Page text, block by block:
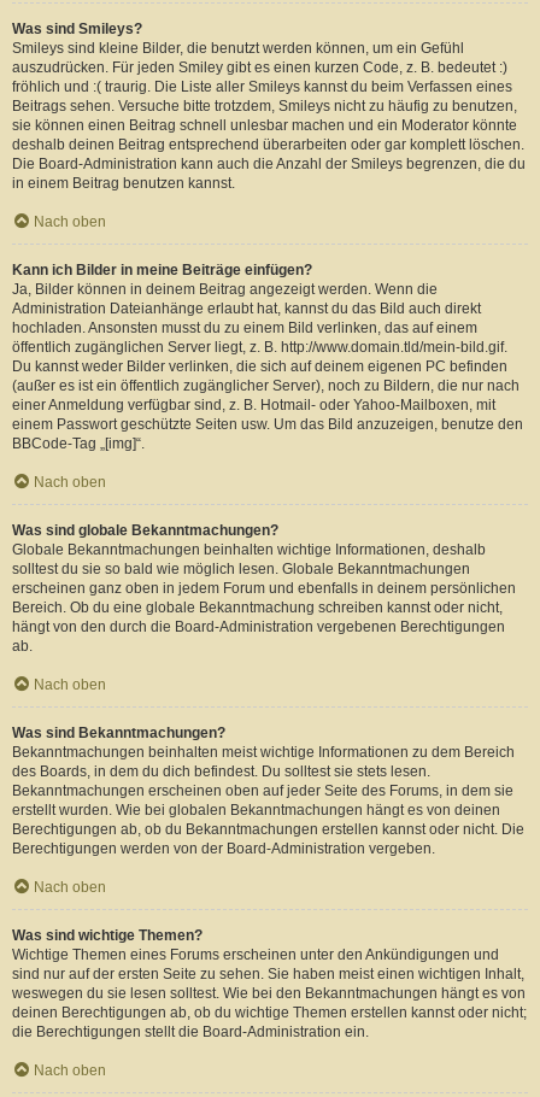
Was sind Smileys?
Smileys sind kleine Bilder, die benutzt werden können, um ein Gefühl
auszudrücken. Für jeden Smiley gibt es einen kurzen Code, z. B. bedeutet :)
fröhlich und :( traurig. Die Liste aller Smileys kannst du beim Verfassen eines
Beitrags sehen. Versuche bitte trotzdem, Smileys nicht zu häufig zu benutzen,
sie können einen Beitrag schnell unlesbar machen und ein Moderator könnte
deshalb deinen Beitrag entsprechend überarbeiten oder gar komplett löschen.
Die Board-Administration kann auch die Anzahl der Smileys begrenzen, die du
in einem Beitrag benutzen kannst.
Nach oben
Kann ich Bilder in meine Beiträge einfügen?
Ja, Bilder können in deinem Beitrag angezeigt werden. Wenn die
Administration Dateianhänge erlaubt hat, kannst du das Bild auch direkt
hochladen. Ansonsten musst du zu einem Bild verlinken, das auf einem
öffentlich zugänglichen Server liegt, z. B. http://www.domain.tld/mein-bild.gif.
Du kannst weder Bilder verlinken, die sich auf deinem eigenen PC befinden
(außer es ist ein öffentlich zugänglicher Server), noch zu Bildern, die nur nach
einer Anmeldung verfügbar sind, z. B. Hotmail- oder Yahoo-Mailboxen, mit
einem Passwort geschützte Seiten usw. Um das Bild anzuzeigen, benutze den
BBCode-Tag „[img]“.
Nach oben
Was sind globale Bekanntmachungen?
Globale Bekanntmachungen beinhalten wichtige Informationen, deshalb
solltest du sie so bald wie möglich lesen. Globale Bekanntmachungen
erscheinen ganz oben in jedem Forum und ebenfalls in deinem persönlichen
Bereich. Ob du eine globale Bekanntmachung schreiben kannst oder nicht,
hängt von den durch die Board-Administration vergebenen Berechtigungen
ab.
Nach oben
Was sind Bekanntmachungen?
Bekanntmachungen beinhalten meist wichtige Informationen zu dem Bereich
des Boards, in dem du dich befindest. Du solltest sie stets lesen.
Bekanntmachungen erscheinen oben auf jeder Seite des Forums, in dem sie
erstellt wurden. Wie bei globalen Bekanntmachungen hängt es von deinen
Berechtigungen ab, ob du Bekanntmachungen erstellen kannst oder nicht. Die
Berechtigungen werden von der Board-Administration vergeben.
Nach oben
Was sind wichtige Themen?
Wichtige Themen eines Forums erscheinen unter den Ankündigungen und
sind nur auf der ersten Seite zu sehen. Sie haben meist einen wichtigen Inhalt,
weswegen du sie lesen solltest. Wie bei den Bekanntmachungen hängt es von
deinen Berechtigungen ab, ob du wichtige Themen erstellen kannst oder nicht;
die Berechtigungen stellt die Board-Administration ein.
Nach oben